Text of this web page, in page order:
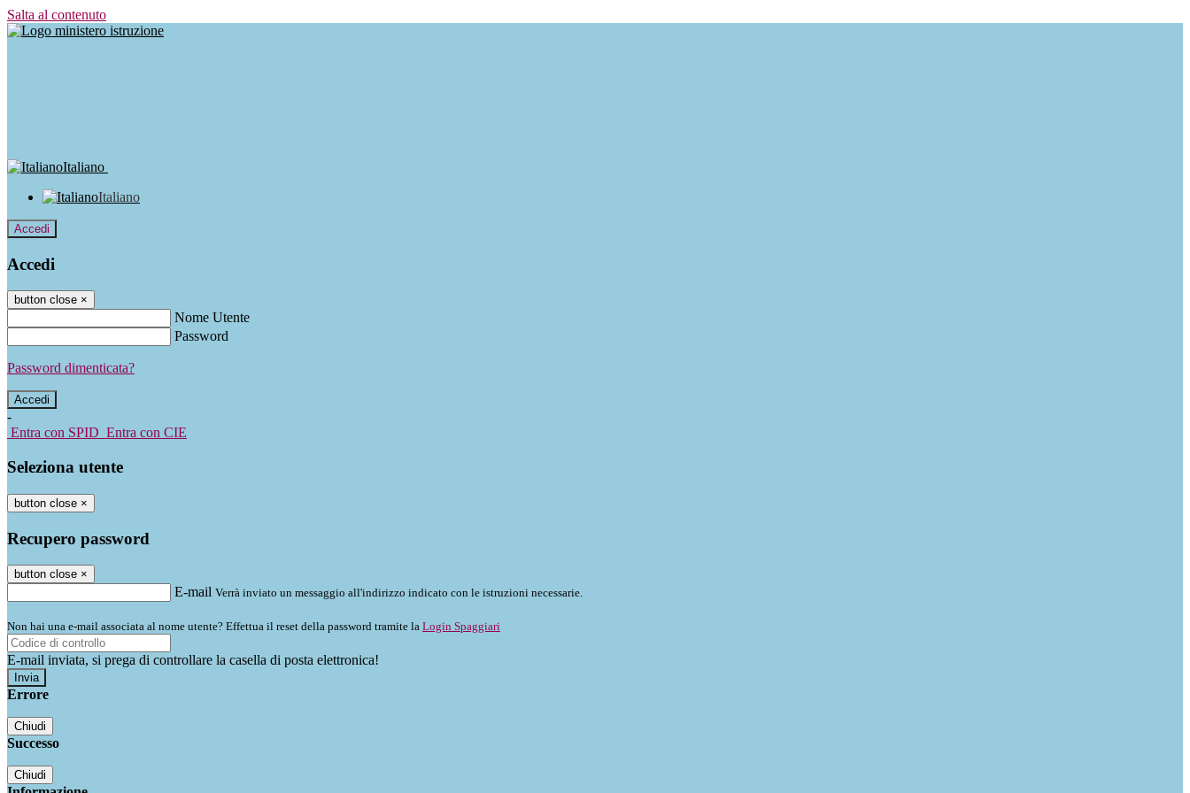
Salta al contenuto
Italiano
Italiano
Accedi
Accedi
button close ×
Nome Utente
Password
Password dimenticata?
-
Entra con SPID Entra con CIE
Seleziona utente
button close ×
Recupero password
button close ×
E-mail Verrà inviato un messaggio all'indirizzo indicato con le istruzioni necessarie.
Non hai una e-mail associata al nome utente? Effettua il reset della password tramite la Login Spaggiari
E-mail inviata, si prega di controllare la casella di posta elettronica!
Errore
Chiudi
Successo
Chiudi